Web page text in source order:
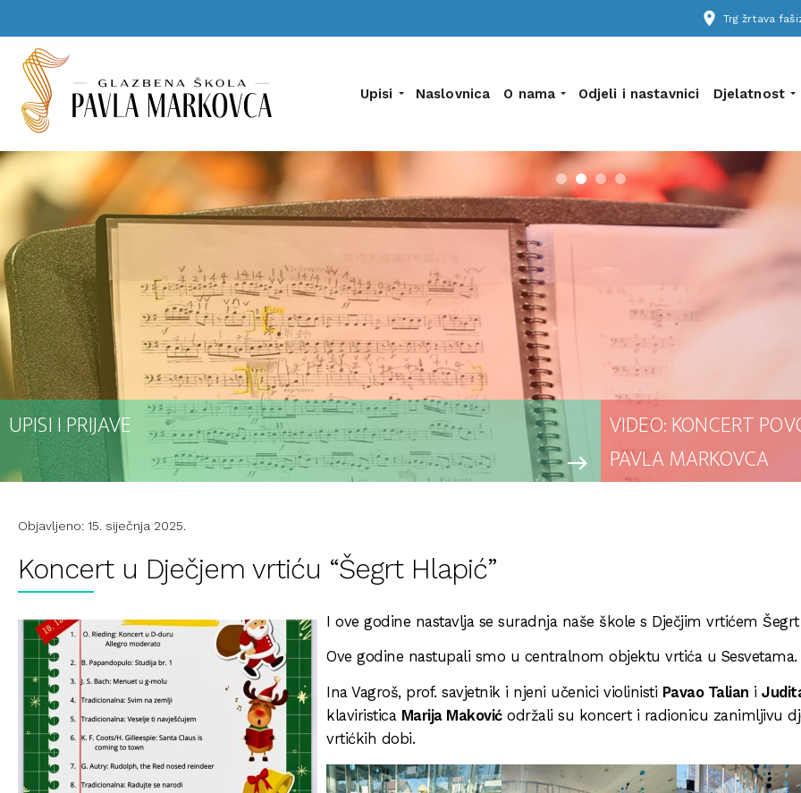
place Trg žrtava
Upisi Naslovnica O nama Odjeli i nastavnici Djelatnost
UPISI I PRIJAVE
east
VIDEO: KONCERT
PAVLA MARKOVCA
Objavljeno: 15. siječnja 2025.
Koncert u Dječjem vrtiću “Šegrt Hlapić”
I ove godine nastavlja se suradnja naše škole s Dječjim vrtićem
Ove godine nastupali smo u centralnom objektu vrtića u Sesvetama.
Ina Vagroš, prof. savjetnik i njeni učenici violinisti Pavao Talian i
klaviristica Marija Makovićodržali su koncert i radionicu zanimljivu
vrtićkih dobi.